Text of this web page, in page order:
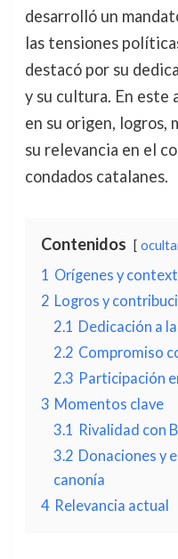
desarrolló un
las tensiones
destacó por su
y su cultura. En
en su origen, logros,
su relevancia en el
condados catalanes.
Contenidos
1 Orígenes y
2 Logros y
2.1 Dedicación a
2.2 Compromiso
2.3 Participación
3 Momentos clave
3.1 Rivalidad con
3.2 Donaciones y
canonía
4 Relevancia actual